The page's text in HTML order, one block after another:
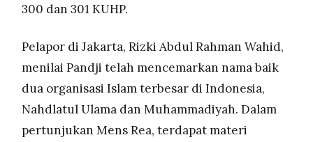
300 dan 301 KUHP.
Pelapor di Jakarta, Rizki Abdul Rahman Wahid,
menilai Pandji telah mencemarkan nama baik
dua organisasi Islam terbesar di Indonesia,
Nahdlatul Ulama dan Muhammadiyah. Dalam
pertunjukan Mens Rea, terdapat materi